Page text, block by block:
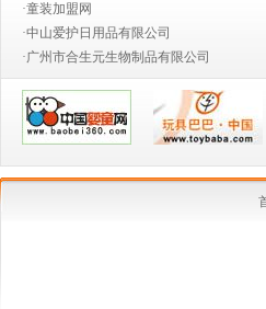
·广东贝贝天使商贸有限公司
·清远市育婴岛母婴连锁
·广州喜得宝孕婴百货连锁
·揭阳市娃娃城孕婴用品有限公司
·东莞市立儿母婴用品有限公司
·童装加盟网
·中山爱护日用品有限公司
·广州市合生元生物制品有限公司